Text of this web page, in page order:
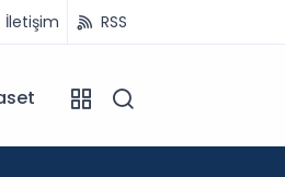
İletişim RSS